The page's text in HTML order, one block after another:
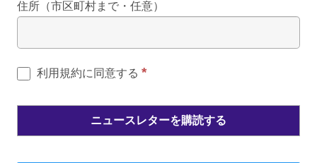
住所（市区町村まで・任意）
利用規約に同意する *